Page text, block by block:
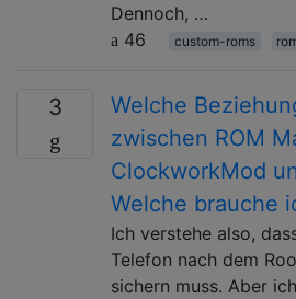
Dennoch, …
46
custom-roms
3
Welche
zwischen ROM
ClockworkMod
Welche brauche
Ich verstehe also,
Telefon nach dem
sichern muss. Aber